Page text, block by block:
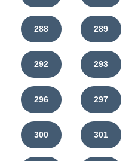
288 289
292 293
296 297
300 301